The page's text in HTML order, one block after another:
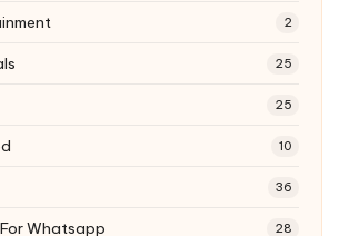
2
25
25
10
36
Whatsapp 28